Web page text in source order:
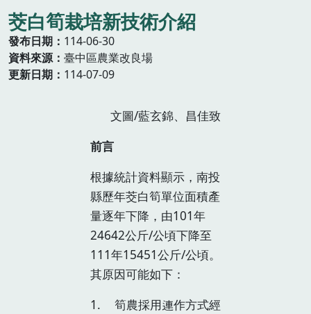
茭白筍栽培新技術介紹
發布日期
114-06-30
資料來源
臺中區農業改良場
更新日期
114-07-09
文圖/藍玄錦、昌佳致
前言
根據統計資料顯示，南投
縣歷年茭白筍單位面積產
量逐年下降，由101年
24642公斤/公頃下降至
111年15451公斤/公頃。
其原因可能如下：
1. 筍農採用連作方式經